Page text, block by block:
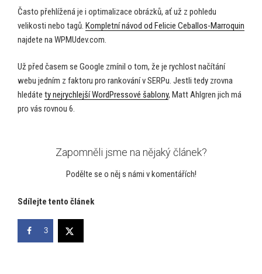
Často přehlížená je i optimalizace obrázků, ať už z pohledu
velikosti nebo tagů. Kompletní návod od Felicie Ceballos-Marroquin
najdete na WPMUdev.com.
Už před časem se Google zmínil o tom, že je rychlost načítání
webu jedním z faktoru pro rankování v SERPu. Jestli tedy zrovna
hledáte ty nejrychlejší WordPressové šablony, Matt Ahlgren jich má
pro vás rovnou 6.
Zapomněli jsme na nějaký článek?
Podělte se o něj s námi v komentářích!
Sdílejte tento článek
3